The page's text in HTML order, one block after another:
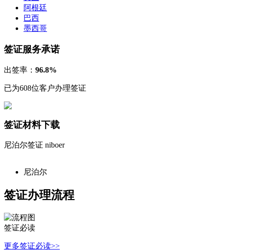
阿根廷
巴西
墨西哥
签证服务承诺
出签率： 96.8%
已为608位客户办理签证
签证材料下载
尼泊尔签证 niboer
尼泊尔
签证办理流程
签证必读
更多签证必读>>